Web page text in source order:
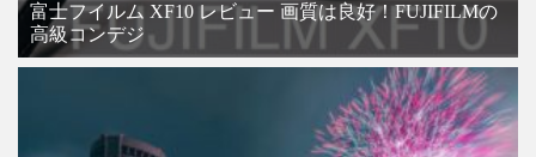
富士フイルム XF10 レビュー 画質は良好！FUJIFILMの
高級コンデジ